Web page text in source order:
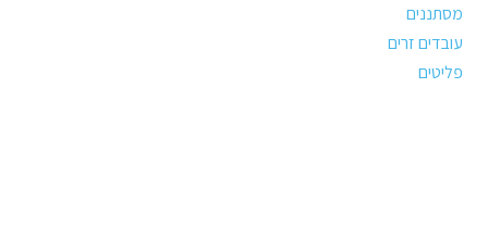
מסתננים
עובדים זרים
פליטים